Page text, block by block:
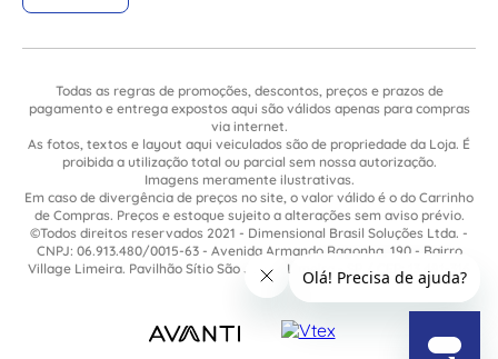
Todas as regras de promoções, descontos, preços e prazos de
pagamento e entrega expostos aqui são válidos apenas para compras
via internet.
As fotos, textos e layout aqui veiculados são de propriedade da Loja. É
proibida a utilização total ou parcial sem nossa autorização.
Imagens meramente ilustrativas.
Em caso de divergência de preços no site, o valor válido é o do Carrinho
de Compras. Preços e estoque sujeito a alterações sem aviso prévio.
©Todos direitos reservados 2021 - Dimensional Brasil Soluções Ltda. -
CNPJ: 06.913.480/0015-63 - Avenida Armando Ragonha, 190 - Bairro
Village Limeira. Pavilhão Sítio São João - Limeira - SP / CEP: 13.481-316